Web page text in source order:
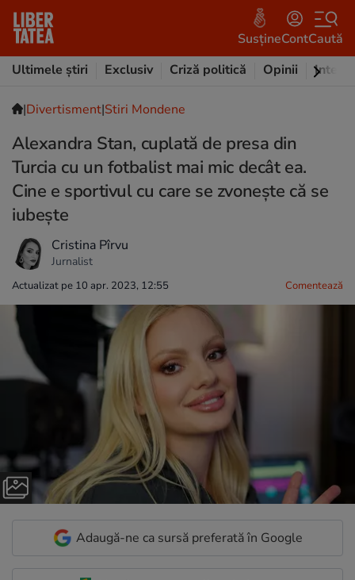
SusțineContCaută
Ultimele știri
Exclusiv Criză politică Opinii
|Divertisment|Stiri Mondene
Alexandra Stan, cuplată de presa din
Turcia cu un fotbalist mai mic decât ea.
Cine e sportivul cu care se zvonește că se
iubește
Cristina Pîrvu
Jurnalist
Actualizat pe 10 apr. 2023, 12:55 Comentează
Adaugă-ne ca sursă preferată în Google